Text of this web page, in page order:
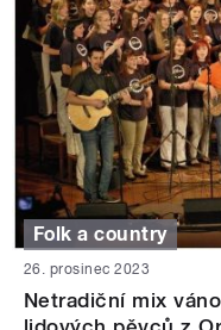
Folk a country
26. prosinec 2023
Netradiční mix